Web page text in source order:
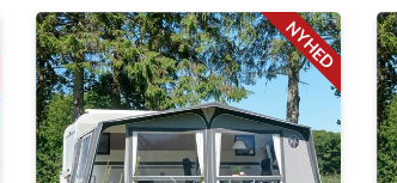
NYHED